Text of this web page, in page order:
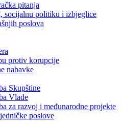
pitanja
socijalnu politiku i izbjeglice
poslova
protiv korupcije
nabavke
Skupštine
Vlade
za razvoj i međunarodne projekte
poslove